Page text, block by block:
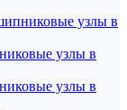
узлы в
узлы в
узлы в